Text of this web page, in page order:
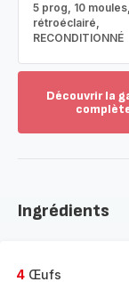
5 prog, 10
rétroéclairé,
RECONDITIONNÉ
Découvrir la
gamme
Ingrédients
4 Œufs